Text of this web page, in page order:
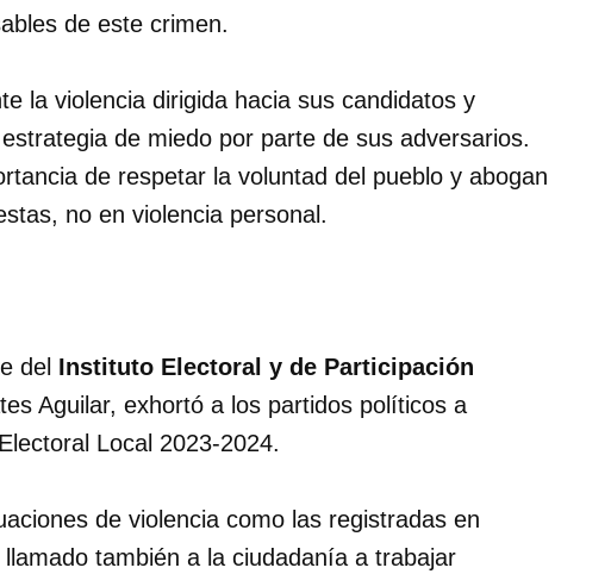
de este crimen.
la violencia dirigida hacia sus candidatos y
de miedo por parte de sus adversarios.
de respetar la voluntad del pueblo y abogan
no en violencia personal.
del Instituto Electoral y de Participación
Aguilar, exhortó a los partidos políticos a
Local 2023-2024.
de violencia como las registradas en
también a la ciudadanía a trabajar